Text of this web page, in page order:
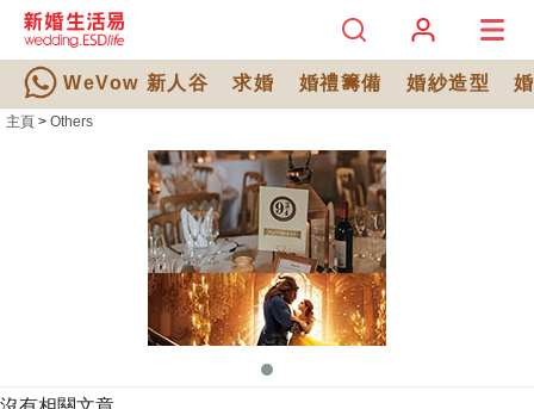
WeVow 新人谷 求婚 婚禮籌備 婚紗造型
主頁 > Others